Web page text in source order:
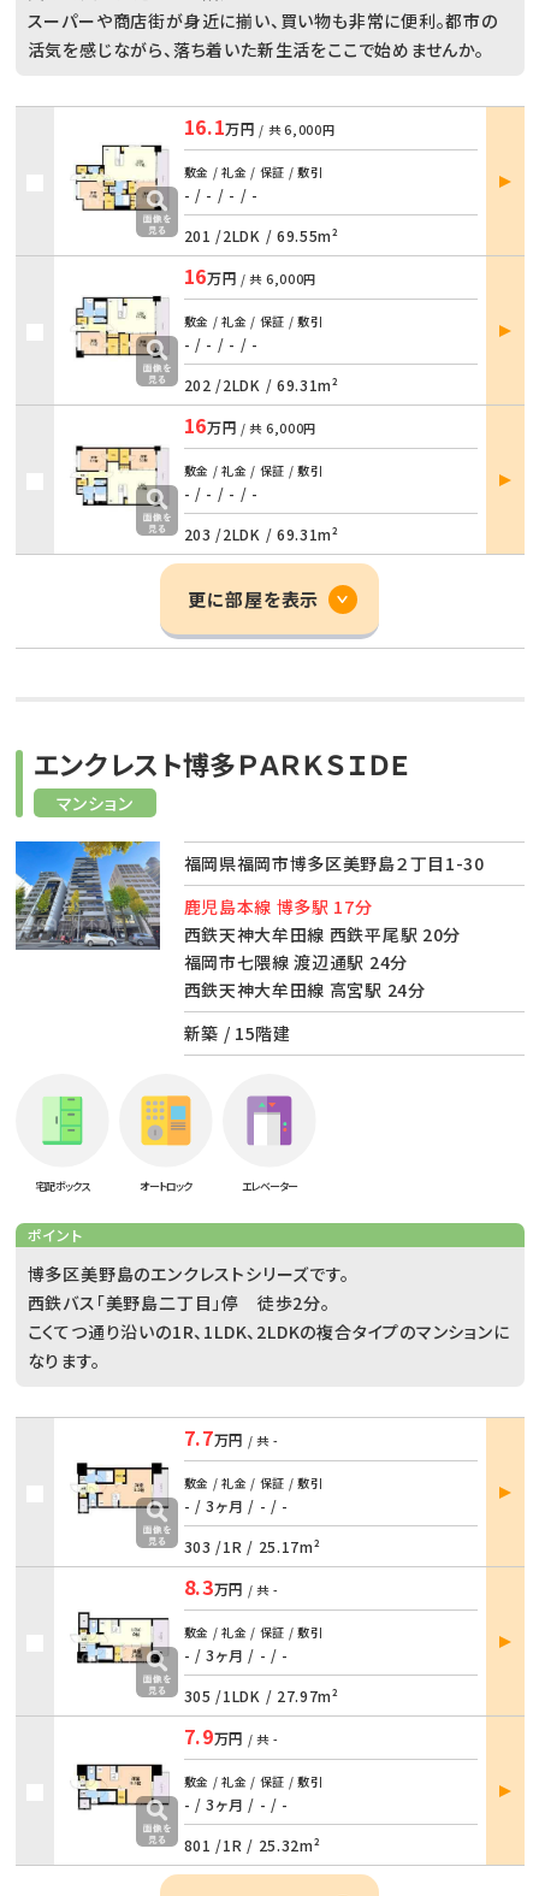
スーパーや商店街が身近に揃い、買い物も非常に便利。都市の
活気を感じながら、落ち着いた新生活をここで始めませんか。
16.1万円 / 共6,000円
敷金 / 礼金 / 保証 / 敷引
- / - / - / -
201 /2LDK / 69.55m²
部屋
詳細
16万円 / 共 6,000円
敷金 / 礼金 / 保証 / 敷引
- / - / - / -
202 /2LDK / 69.31m²
部屋
詳細
16万円 / 共 6,000円
敷金 / 礼金 / 保証 / 敷引
- / - / - / -
203 /2LDK / 69.31m²
部屋
詳細
更に部屋を表示
マンション
エンクレスト博多ＰＡＲＫＳＩＤＥ
福岡県福岡市博多区美野島２丁目1-30
鹿児島本線 博多駅 17分
西鉄天神大牟田線 西鉄平尾駅 20分
福岡市七隈線 渡辺通駅 24分
西鉄天神大牟田線 高宮駅 24分
新築 / 15階建
宅配ボックス オートロック エレベーター
ポイント
博多区美野島のエンクレストシリーズです。
西鉄バス「美野島二丁目」停 徒歩2分。
こくてつ通り沿いの1R、1LDK、2LDKの複合タイプのマンションに
なります。
7.7万円 / 共 -
敷金 / 礼金 / 保証 / 敷引
- / 3ヶ月 / - / -
303 /1R / 25.17m²
部屋
詳細
8.3万円 / 共 -
敷金 / 礼金 / 保証 / 敷引
- / 3ヶ月 / - / -
305 /1LDK / 27.97m²
部屋
詳細
7.9万円 / 共 -
敷金 / 礼金 / 保証 / 敷引
- / 3ヶ月 / - / -
801 /1R / 25.32m²
部屋
詳細